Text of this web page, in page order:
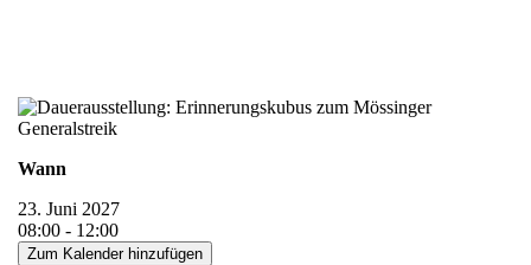
Wann
23. Juni 2027
08:00 - 12:00
Zum Kalender hinzufügen